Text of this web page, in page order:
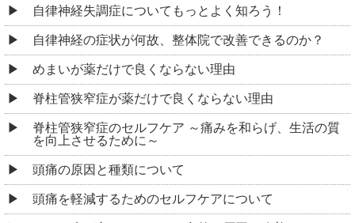
自律神経失調症についてもっとよく知ろう！
自律神経の症状が何故、整体院で改善できるのか？
めまいが薬だけで良くならない理由
脊柱管狭窄症が薬だけで良くならない理由
脊柱管狭窄症のセルフケア ～痛みを和らげ、生活の質
を向上させるために～
頭痛の原因と種類について
頭痛を軽減するためのセルフケアについて